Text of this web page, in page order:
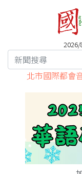
北市國際都會